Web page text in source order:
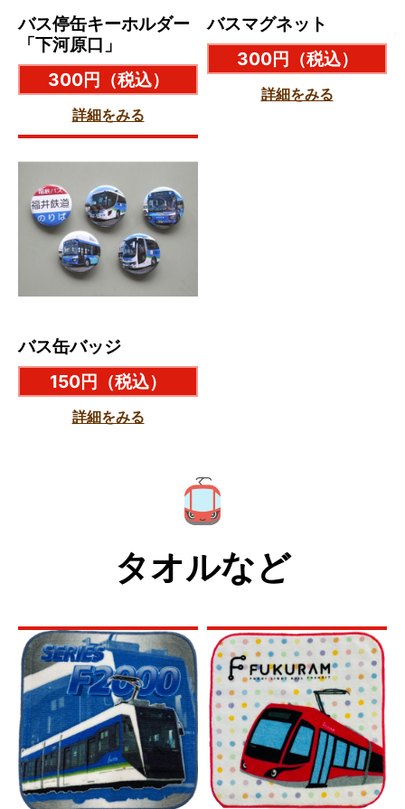
バス停缶キーホルダー
「下河原口」
300円 （税込）
詳細をみる
バスマグネット
300円 （税込）
詳細をみる
バス缶バッジ
150円 （税込）
詳細をみる
タオルなど